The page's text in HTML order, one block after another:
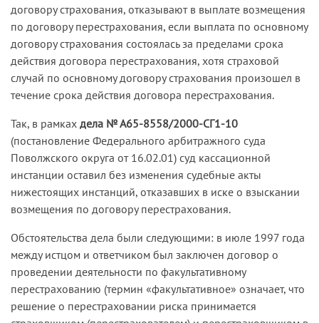
договору страхования, отказывают в выплате возмещения
по договору перестрахования, если выплата по основному
договору страхования состоялась за пределами срока
действия договора перестрахования, хотя страховой
случай по основному договору страхования произошел в
течение срока действия договора перестрахования.
Так, в рамках дела № А65-8558/2000-СГ1-10
(постановление Федерального арбитражного суда
Поволжского округа от 16.02.01) суд кассационной
инстанции оставил без изменения судебные акты
нижестоящих инстанций, отказавших в иске о взыскании
возмещения по договору перестрахования.
Обстоятельства дела были следующими: в июле 1997 года
между истцом и ответчиком был заключен договор о
проведении деятельности по факультативному
перестрахованию (термин «факультативное» означает, что
решение о перестраховании риска принимается